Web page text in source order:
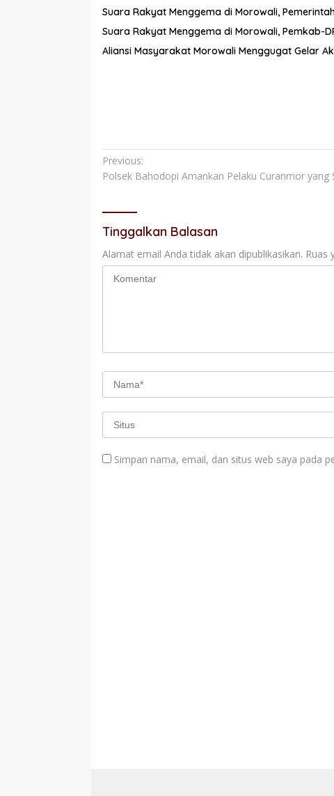
Suara Rakyat Menggema di Morowali,
Suara Rakyat Menggema di Morowali, Pemkab-
Aliansi Masyarakat Morowali Menggugat Gelar
Navigasi
pos
Previous:
Polsek Bahodopi Amankan Pelaku Curanmor yang
Tinggalkan Balasan
Alamat email Anda tidak akan dipublikasikan. Ruas
Simpan nama, email, dan situs web saya pada